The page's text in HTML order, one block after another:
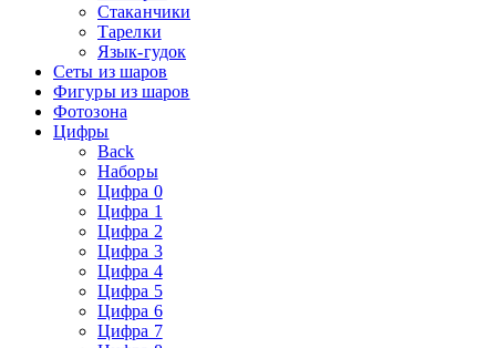
Стаканчики
Тарелки
Язык-гудок
Сеты из шаров
Фигуры из шаров
Фотозона
Цифры
Back
Наборы
Цифра 0
Цифра 1
Цифра 2
Цифра 3
Цифра 4
Цифра 5
Цифра 6
Цифра 7